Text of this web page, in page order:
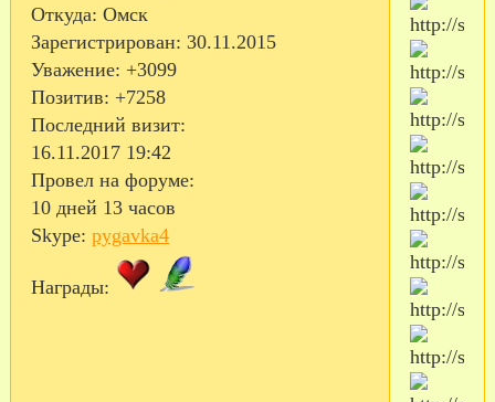
Откуда: Омск
Зарегистрирован: 30.11.2015
Уважение: +3099
Позитив: +7258
Последний визит:
16.11.2017 19:42
Провел на форуме:
10 дней 13 часов
Skype: pygavka4
Награды: